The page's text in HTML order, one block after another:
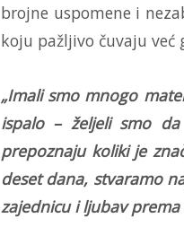
brojne uspomene i
koju pažljivo čuvaju već
„Imali smo mnogo
ispalo – željeli smo
prepoznaju koliki je
deset dana, stvaramo
zajednicu i ljubav